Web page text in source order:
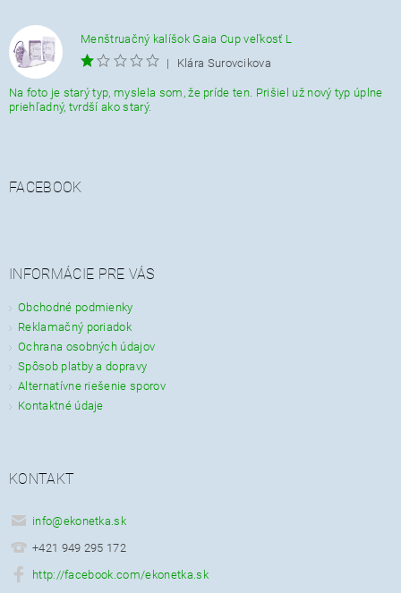
Menštruačný kalíšok Gaia Cup veľkosť L
|
Klára Surovcikova
Na foto je starý typ, myslela som, že príde ten. Prišiel už nový typ úplne
priehľadný, tvrdší ako starý.
FACEBOOK
INFORMÁCIE PRE VÁS
Obchodné podmienky
Reklamačný poriadok
Ochrana osobných údajov
Spôsob platby a dopravy
Alternatívne riešenie sporov
Kontaktné údaje
KONTAKT
info@ekonetka.sk
+421 949 295 172
http://facebook.com/ekonetka.sk